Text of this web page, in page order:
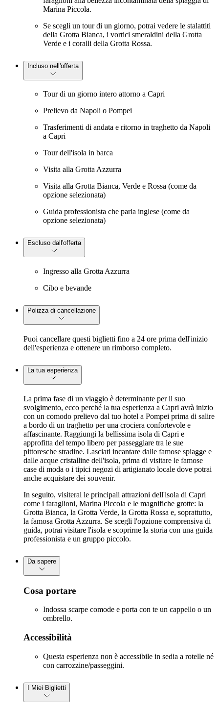
Marina Piccola.
Se scegli un tour di un giorno, potrai vedere le stalattiti
della Grotta Bianca, i vortici smeraldini della Grotta
Verde e i coralli della Grotta Rossa.
Incluso nell'offerta
Tour di un giorno intero attorno a Capri
Prelievo da Napoli o Pompei
Trasferimenti di andata e ritorno in traghetto da Napoli
a Capri
Tour dell'isola in barca
Visita alla Grotta Azzurra
Visita alla Grotta Bianca, Verde e Rossa (come da
opzione selezionata)
Guida professionista che parla inglese (come da
opzione selezionata)
Escluso dall'offerta
Ingresso alla Grotta Azzurra
Cibo e bevande
Polizza di cancellazione
Puoi cancellare questi biglietti fino a 24 ore prima dell'inizio
dell'esperienza e ottenere un rimborso completo.
La tua esperienza
La prima fase di un viaggio è determinante per il suo
svolgimento, ecco perché la tua esperienza a Capri avrà inizio
con un comodo prelievo dal tuo hotel a Pompei prima di salire
a bordo di un traghetto per una crociera confortevole e
affascinante. Raggiungi la bellissima isola di Capri e
approfitta del tempo libero per passeggiare tra le sue
pittoresche stradine. Lasciati incantare dalle famose spiagge e
dalle acque cristalline dell'isola, prima di visitare le famose
case di moda o i tipici negozi di artigianato locale dove potrai
anche acquistare dei souvenir.
In seguito, visiterai le principali attrazioni dell'isola di Capri
come i faraglioni, Marina Piccola e le magnifiche grotte: la
Grotta Bianca, la Grotta Verde, la Grotta Rossa e, soprattutto,
la famosa Grotta Azzurra. Se scegli l'opzione comprensiva di
guida, potrai visitare l'isola e scoprirne la storia con una guida
professionista e un gruppo piccolo.
Da sapere
Cosa portare
Indossa scarpe comode e porta con te un cappello o un
ombrello.
Accessibilità
Questa esperienza non è accessibile in sedia a rotelle né
con carrozzine/passeggini.
I Miei Biglietti